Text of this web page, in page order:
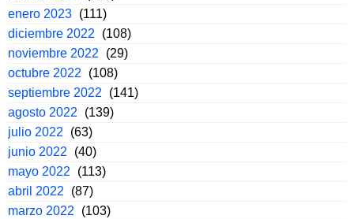
enero 2023 (111)
diciembre 2022
(108)
noviembre 2022
(29)
octubre 2022
(108)
septiembre 2022
(141)
agosto 2022
(139)
julio 2022
(63)
junio 2022
(40)
mayo 2022
(113)
abril 2022
(87)
marzo 2022
(103)